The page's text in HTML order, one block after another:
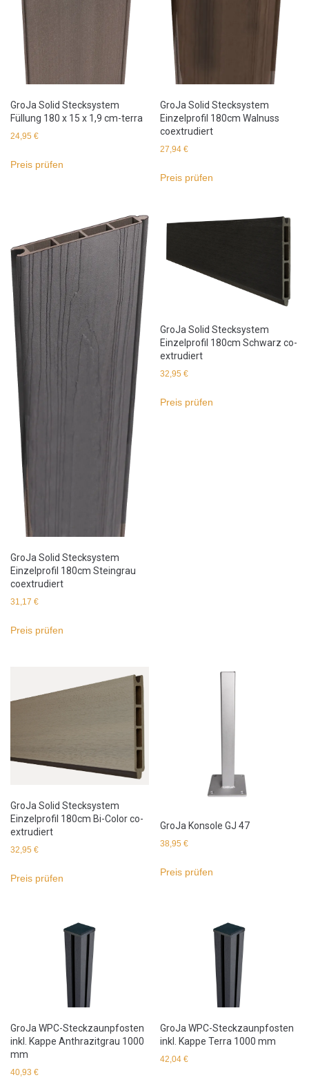
GroJa Solid Stecksystem
Füllung 180 x 15 x 1,9 cm-terra
24,95 €
Preis prüfen
GroJa Solid Stecksystem
Einzelprofil 180cm Walnuss
coextrudiert
27,94€
Preis prüfen
GroJa Solid Stecksystem
Einzelprofil 180cm Steingrau
coextrudiert
31,17 €
Preis prüfen
GroJa Solid Stecksystem
Einzelprofil 180cm Schwarz co-
extrudiert
32,95€
Preis prüfen
GroJa Solid Stecksystem
Einzelprofil 180cm Bi-Color co-
extrudiert
32,95 €
Preis prüfen
GroJa Konsole GJ 47
38,95€
Preis prüfen
GroJa WPC-Steckzaunpfosten
inkl. Kappe Anthrazitgrau 1000
mm
40,93 €
GroJa WPC-Steckzaunpfosten
inkl. Kappe Terra 1000 mm
42,04€